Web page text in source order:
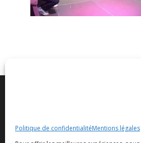
Politique de confidentialitéMentions légales
Cap'Hypnose